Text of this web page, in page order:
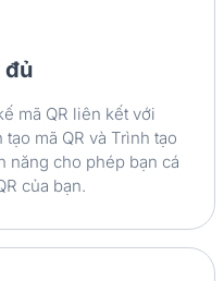
đủ
mã QR liên kết với
mã QR và Trình tạo
năng cho phép bạn cá
của bạn.